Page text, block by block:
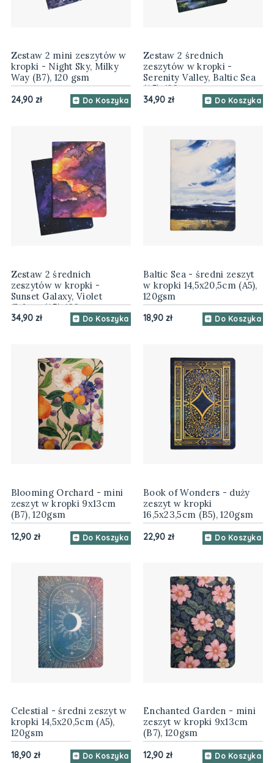
Zestaw 2 mini zeszytów w
kropki - Night Sky, Milky
Way (B7), 120 gsm
24,90 zł Do Koszyka
Zestaw 2 średnich
zeszytów w kropki -
Serenity Valley, Baltic Sea
(A5), 120 gsm
34,90 zł Do Koszyka
Zestaw 2 średnich
zeszytów w kropki -
Sunset Galaxy, Violet
Galaxy (A5), 120 gsm
34,90 zł Do Koszyka
Baltic Sea - średni zeszyt
w kropki 14,5x20,5cm (A5),
120gsm
18,90 zł Do Koszyka
Blooming Orchard - mini
zeszyt w kropki 9x13cm
(B7), 120gsm
12,90 zł Do Koszyka
Book of Wonders - duży
zeszyt w kropki
16,5x23,5cm (B5), 120gsm
22,90 zł Do Koszyka
Celestial - średni zeszyt w
kropki 14,5x20,5cm (A5),
120gsm
18,90 zł Do Koszyka
Enchanted Garden - mini
zeszyt w kropki 9x13cm
(B7), 120gsm
12,90 zł Do Koszyka